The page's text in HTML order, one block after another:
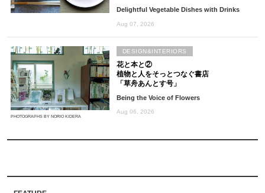
Delightful Vegetable Dishes with Drinks
Aug 07, 2026
PHOTOGRAPHS BY NORIO KIDERA
花と本と②
植物と人をそっとつなぐ書店
「草舟あんとす号」
Being the Voice of Flowers
Aug 06, 2026
DESIGN&INTERIORS